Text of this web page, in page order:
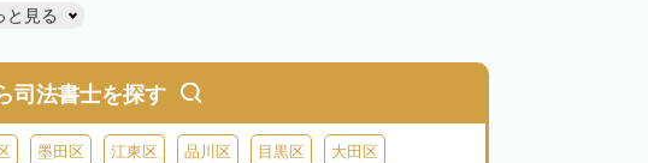
と見る
司法書士を探す
墨田区 江東区 品川区 目黒区 大田区